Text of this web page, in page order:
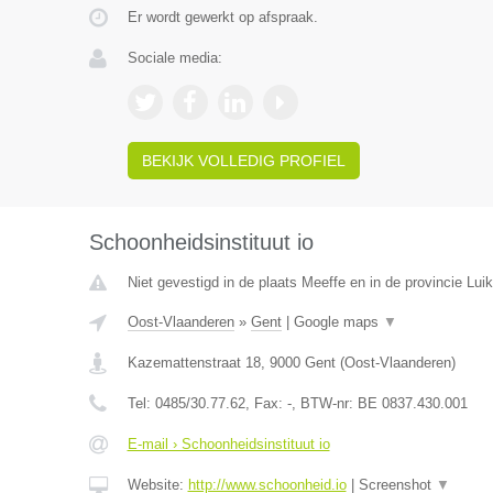
Er wordt gewerkt op afspraak.
Sociale media:
BEKIJK VOLLEDIG PROFIEL
Schoonheidsinstituut io
Niet gevestigd in de plaats Meeffe en in de provincie
Oost-Vlaanderen» Gent| Google maps ▼
Kazemattenstraat 18, 9000 Gent(Oost-Vlaanderen)
Tel: 0485/30.77.62, Fax: -, BTW-nr: BE 0837.430.001
E-mail › Schoonheidsinstituut io
Website: http://www.schoonheid.io| Screenshot ▼